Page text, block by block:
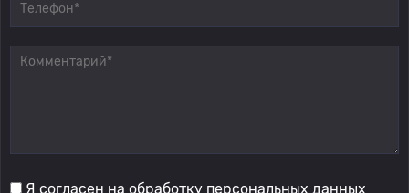
Я согласен на обработку персональных данных